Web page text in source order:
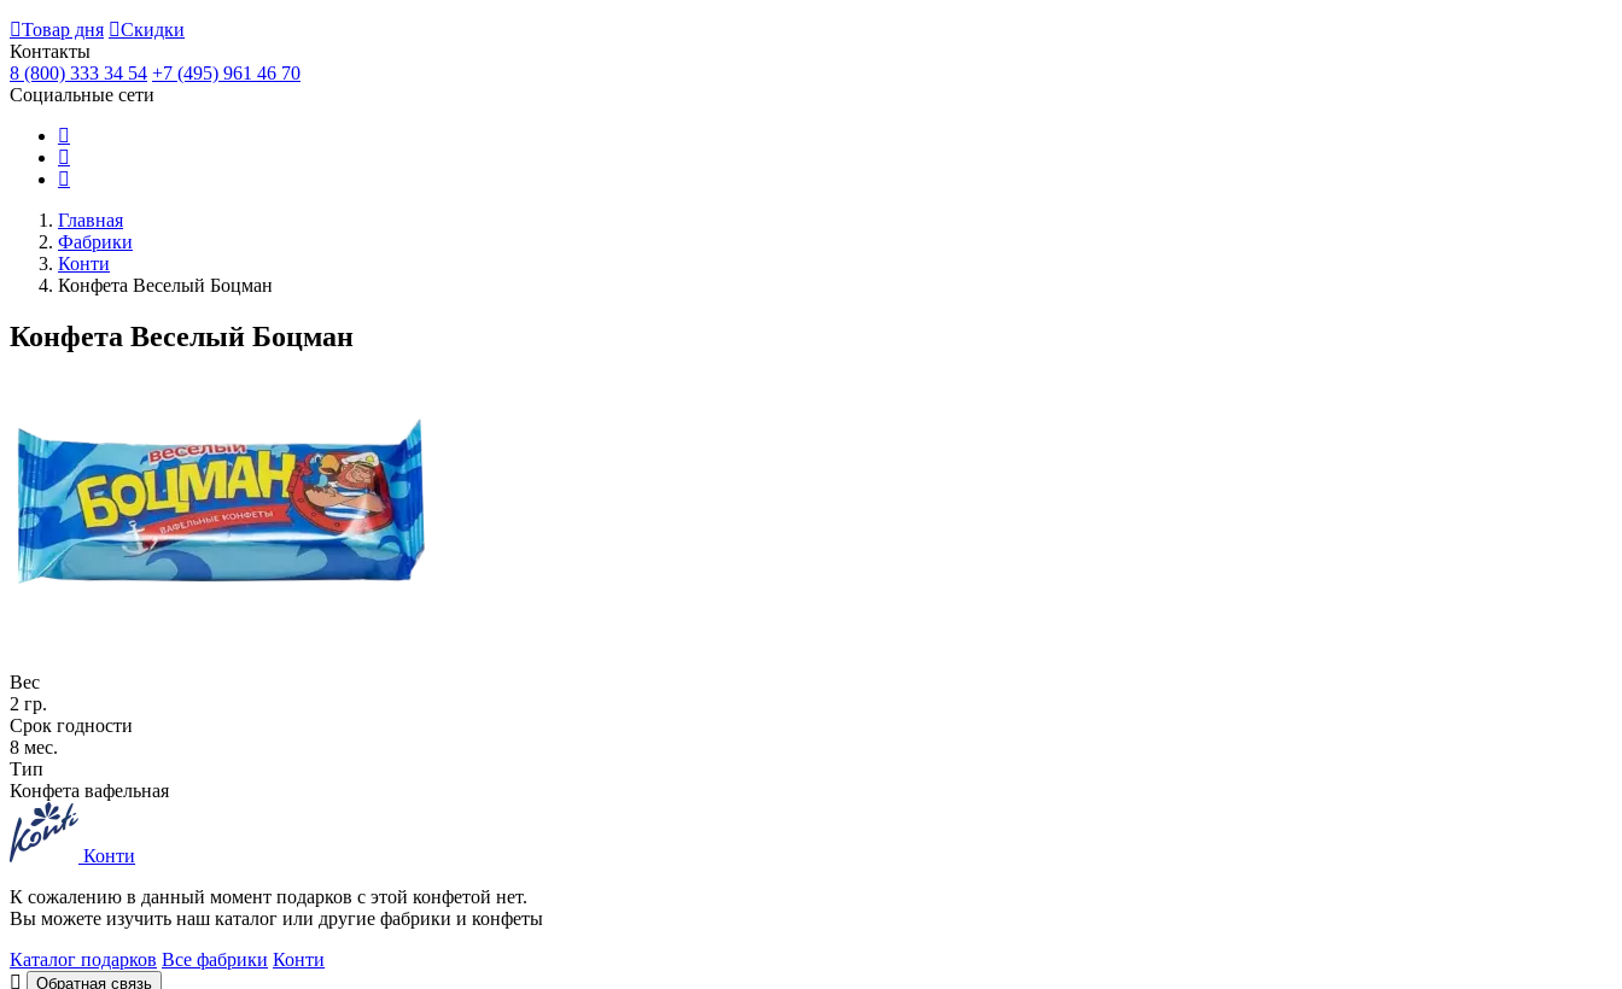
Товар дня
Скидки
Контакты
8 (800) 333 34 54 +7 (495) 961 46 70
Социальные сети
Главная
Фабрики
Конти
Конфета Веселый Боцман
Конфета Веселый Боцман
Вес
2 гр.
Срок годности
8 мес.
Тип
Конфета вафельная
Конти
К сожалению в данный момент подарков с этой конфетой нет.
Вы можете изучить наш каталог или другие фабрики и конфеты
Каталог подарков Все фабрики Конти
Обратная связь